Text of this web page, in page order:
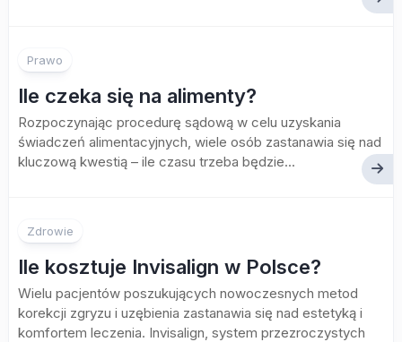
Prawo
Ile czeka się na alimenty?
Rozpoczynając procedurę sądową w celu uzyskania
świadczeń alimentacyjnych, wiele osób zastanawia się nad
kluczową kwestią – ile czasu trzeba będzie...
Zdrowie
Ile kosztuje Invisalign w Polsce?
Wielu pacjentów poszukujących nowoczesnych metod
korekcji zgryzu i uzębienia zastanawia się nad estetyką i
komfortem leczenia. Invisalign, system przezroczystych